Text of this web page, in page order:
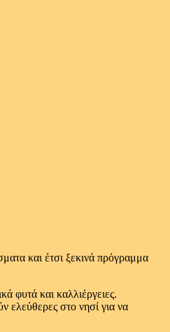
και έτσι ξεκινά πρόγραμμα
φυτά και καλλιέργειες.
ελεύθερες στο νησί για να